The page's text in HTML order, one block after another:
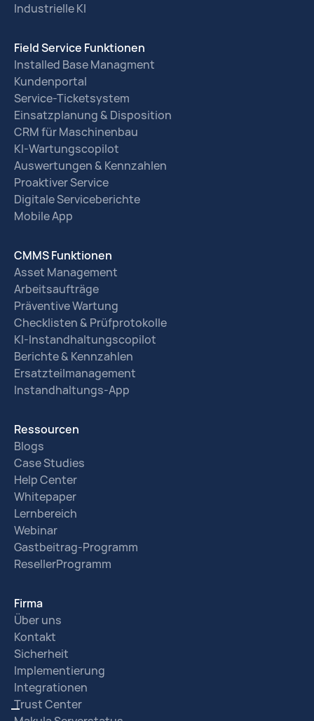
Industrielle KI
Field Service Funktionen
Installed Base Managment
Kundenportal
Service-Ticketsystem
Einsatzplanung & Disposition
CRM für Maschinenbau
KI-Wartungscopilot
Auswertungen & Kennzahlen
Proaktiver Service
Digitale Serviceberichte
Mobile App
CMMS Funktionen
Asset Management
Arbeitsaufträge
Präventive Wartung
Checklisten & Prüfprotokolle
KI-Instandhaltungscopilot
Berichte & Kennzahlen
Ersatzteilmanagement
Instandhaltungs-App
Ressourcen
Blogs
Case Studies
Help Center
Whitepaper
Lernbereich
Webinar
Gastbeitrag-Programm
ResellerProgramm
Firma
Über uns
Kontakt
Sicherheit
Implementierung
Integrationen
Trust Center